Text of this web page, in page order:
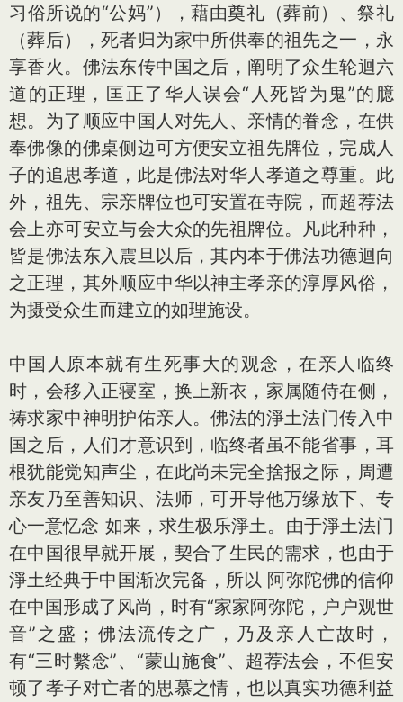
习俗所说的“公妈”），藉由奠礼（葬前）、祭礼
（葬后），死者归为家中所供奉的祖先之一，永
享香火。佛法东传中国之后，阐明了众生轮迴六
道的正理，匡正了华人误会“人死皆为鬼”的臆
想。为了顺应中国人对先人、亲情的眷念，在供
奉佛像的佛桌侧边可方便安立祖先牌位，完成人
子的追思孝道，此是佛法对华人孝道之尊重。此
外，祖先、宗亲牌位也可安置在寺院，而超荐法
会上亦可安立与会大众的先祖牌位。凡此种种，
皆是佛法东入震旦以后，其内本于佛法功德迴向
之正理，其外顺应中华以神主孝亲的淳厚风俗，
为摄受众生而建立的如理施设。
中国人原本就有生死事大的观念，在亲人临终
时，会移入正寝室，换上新衣，家属随侍在侧，
祷求家中神明护佑亲人。佛法的淨土法门传入中
国之后，人们才意识到，临终者虽不能省事，耳
根犹能觉知声尘，在此尚未完全捨报之际，周遭
亲友乃至善知识、法师，可开导他万缘放下、专
心一意忆念 如来，求生极乐淨土。由于淨土法门
在中国很早就开展，契合了生民的需求，也由于
淨土经典于中国渐次完备，所以 阿弥陀佛的信仰
在中国形成了风尚，时有“家家阿弥陀，户户观世
音”之盛；佛法流传之广，乃及亲人亡故时，
有“三时繫念”、“蒙山施食”、超荐法会，不但安
顿了孝子对亡者的思慕之情，也以真实功德利益